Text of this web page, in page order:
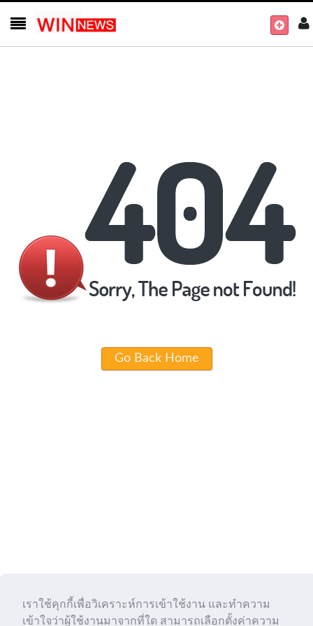
Go Back Home
เราใช้คุกกี้เพื่อวิเคราะห์การเข้าใช้งาน และทำความ
เข้าใจว่าผู้ใช้งานมาจากที่ใด สามารถเลือกตั้งค่าความ